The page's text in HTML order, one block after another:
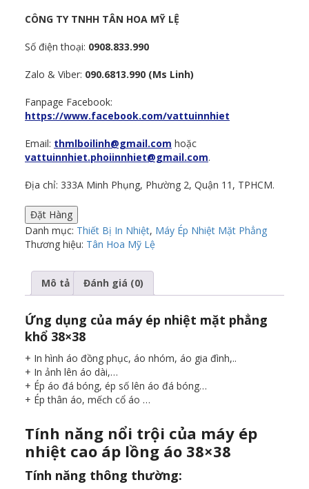
CÔNG TY TNHH TÂN HOA MỸ LỆ
Số điện thoại: 0908.833.990
Zalo & Viber: 090.6813.990 (Ms Linh)
Fanpage Facebook:
https://www.facebook.com/vattuinnhiet
Email: thmlboilinh@gmail.com hoặc
vattuinnhiet.phoiinnhiet@gmail.com.
Địa chỉ: 333A Minh Phụng, Phường 2, Quận 11, TPHCM.
Đặt Hàng
Danh mục: Thiết Bị In Nhiệt, Máy Ép Nhiệt Mặt Phẳng
Thương hiệu: Tân Hoa Mỹ Lệ
Mô tả Đánh giá (0)
Ứng dụng của máy ép nhiệt mặt phẳng
khổ 38×38
+ In hình áo đồng phục, áo nhóm, áo gia đình,..
+ In ảnh lên áo dài,…
+ Ép áo đá bóng, ép số lên áo đá bóng…
+ Ép thân áo, mếch cổ áo …
Tính năng nổi trội của máy ép
nhiệt cao áp lồng áo 38×38
Tính năng thông thường: